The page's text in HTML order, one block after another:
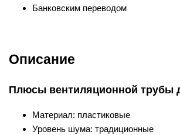
Банковским переводом
Описание
Плюсы вентиляционной трубы
Материал: пластиковые
Уровень шума: традиционные